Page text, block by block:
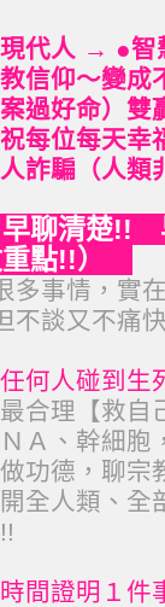
代人 → ●智
信仰～變成
過好命）雙
每位每天幸
詐騙（人類
早聊清楚!!
重點!!）
多事情，實
不談又不痛
何人碰到生
合理【救自
Ａ、幹細胞
功德，聊宗
全人類、全
間證明１件